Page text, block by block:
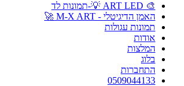
🎨 ART LED 💡-תמונות לד
האמן הדיגיטלי - M-X ART 🚀
תמונות עגולות
אודות
המלצות
בלוג
התחברות
0509044133